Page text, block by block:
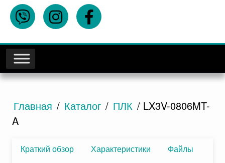
Главная / Каталог / ПЛК / LX3V-0806MT-
A
Краткий обзор Характеристики
Файлы